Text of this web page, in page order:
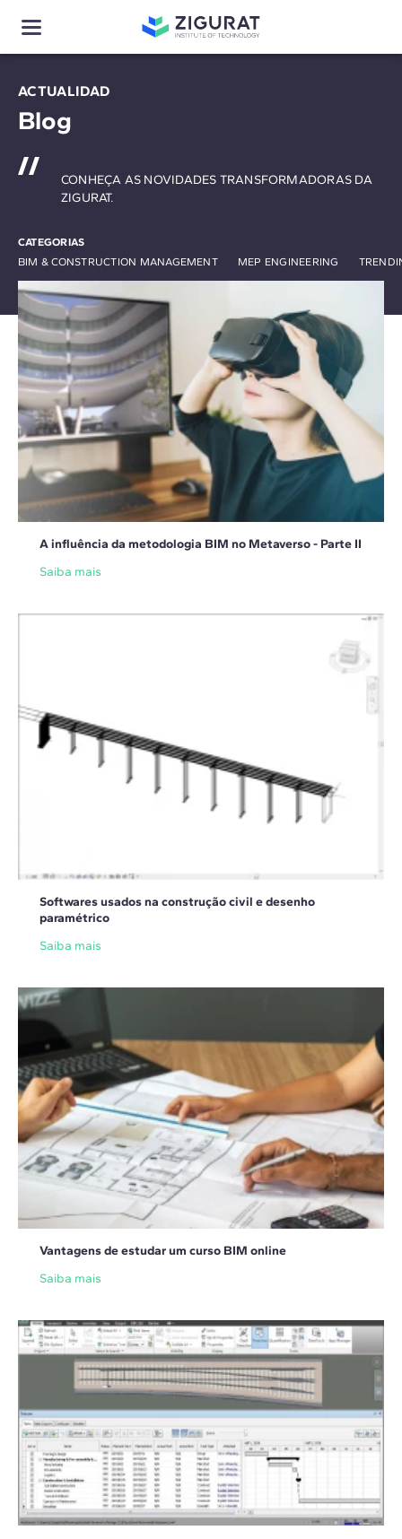
ACTUALIDAD
Blog
CATEGORIAS
BIM & CONSTRUCTION MANAGEMENT
MEP ENGINEERING
CONHEÇA AS NOVIDADES TRANSFORMADORAS DA
ZIGURAT.
A influência da metodologia BIM no Metaverso - Parte II
Saiba mais
Softwares usados na construção civil e desenho
paramétrico
Saiba mais
Vantagens de estudar um curso BIM online
Saiba mais